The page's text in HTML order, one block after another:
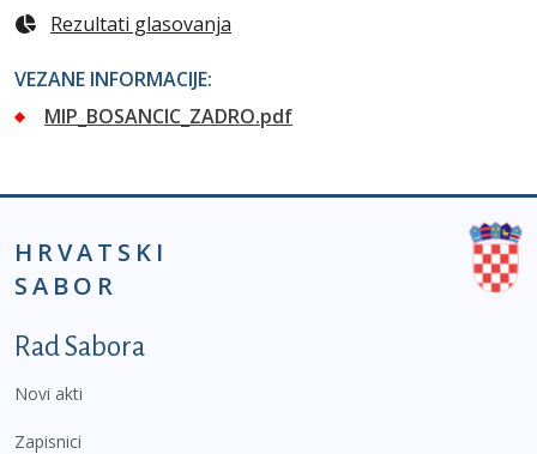
Rezultati glasovanja
VEZANE INFORMACIJE:
MIP_BOSANCIC_ZADRO.pdf
HRVATSKI
SABOR
Podnožje prvi izbornik
Rad Sabora
Novi akti
Zapisnici